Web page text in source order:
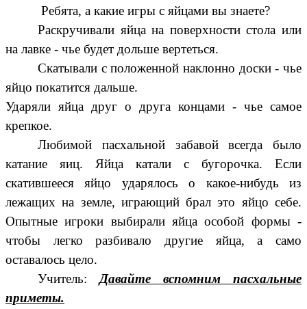
Ребята, а какие игры с яйцами вы знаете?
Раскручивали яйца на поверхности стола или
на лавке - чье будет дольше вертеться.
Скатывали с положенной наклонно доски - чье
яйцо покатится дальше.
Ударяли яйца друг о друга концами - чье самое
крепкое.
Любимой пасхальной забавой всегда было
катание яиц. Яйца катали с бугорочка. Если
скатившееся яйцо ударялось о какое-нибудь из
лежащих на земле, играющий брал это яйцо себе.
Опытные игроки выбирали яйца особой формы -
чтобы легко разбивало другие яйца, а само
оставалось цело.
Учитель:Давайте вспомним пасхальные
приметы.